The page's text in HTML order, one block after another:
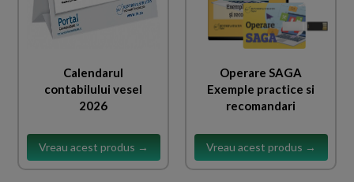
Calendarul
contabilului vesel
2026
Vreau acest produs →
Operare SAGA
Exemple practice si
recomandari
Vreau acest produs →